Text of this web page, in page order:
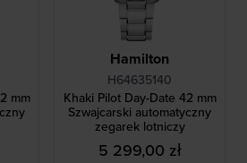
mm
Hamilton
H64635140
Khaki Pilot Day-Date 42 mm
Szwajcarski automatyczny
zegarek lotniczy
5 299,00 zł